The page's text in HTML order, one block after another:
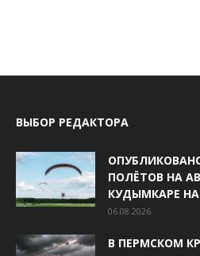
ВЫБОР РЕДАКТОРА
ПОЛЁТОВ НА
КУДЫМКАРЕ НА
06.08.2026
В ПЕРМСКОМ